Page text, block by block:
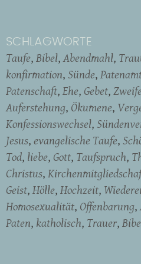
SCHLAGWORTE
Taufe Bibel Abendmahl
konfirmation Sünde
Patenschaft Ehe Gebet
Auferstehung Ökumene
Konfessionswechsel
Jesus evangelische Taufe
Tod liebe Gott Taufspruch
Christus
Geist Hölle Hochzeit
Homosexualität Offenbarung
Paten katholisch Trauer